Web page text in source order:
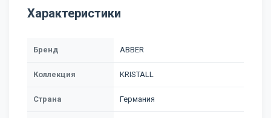
Характеристики
Бренд ABBER
Коллекция KRISTALL
Страна Германия